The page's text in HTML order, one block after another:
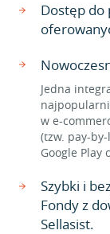
Dostęp do
Jedna
w e-
(tzw. pay-
Google Play
Szybki i
Fondy z
Sellasist.